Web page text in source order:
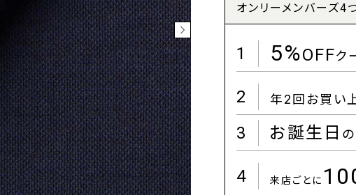
オンリーメンバーズ4
1 5%OFFク
2 年2回お買い
3 お誕生日
4 来店ごとに